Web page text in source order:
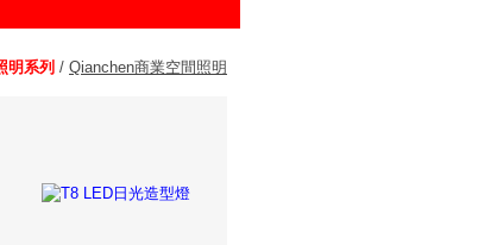
明系列 / Qianchen商業空間照明